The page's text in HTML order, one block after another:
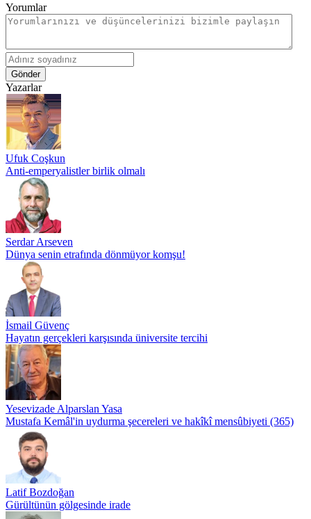
Yorumlar
Gönder
Yazarlar
Ufuk Coşkun
Anti-emperyalistler birlik olmalı
Serdar Arseven
Dünya senin etrafında dönmüyor komşu!
İsmail Güvenç
Hayatın gerçekleri karşısında üniversite tercihi
Yesevizade Alparslan Yasa
Mustafa Kemâl'in uydurma şecereleri ve hakîkî mensûbiyeti (365)
Latif Bozdoğan
Gürültünün gölgesinde irade